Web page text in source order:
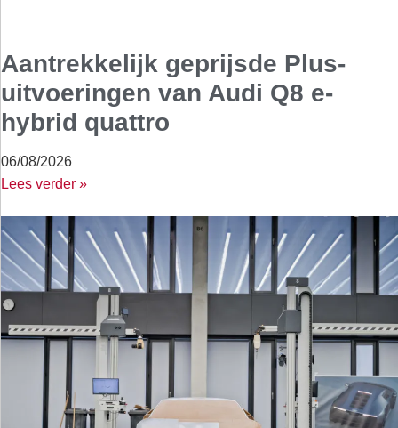
Aantrekkelijk geprijsde Plus-
uitvoeringen van Audi Q8 e-
hybrid quattro
06/08/2026
Lees verder »